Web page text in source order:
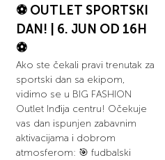
⚽ OUTLET SPORTSKI
DAN! | 6. JUN OD 16H
⚽
Ako ste čekali pravi trenutak za
sportski dan sa ekipom,
vidimo se u BIG FASHION
Outlet Inđija centru! Očekuje
vas dan ispunjen zabavnim
aktivacijama i dobrom
atmosferom: 🎯 fudbalski